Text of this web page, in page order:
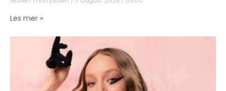
Les mer »